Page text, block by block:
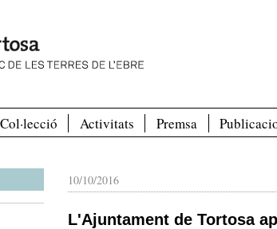
Col·lecció Activitats Premsa
10/10/2016
L'Ajuntament de Tortosa